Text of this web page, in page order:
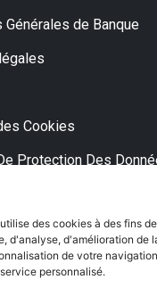
des cookies à des fins
d'analyse, d'amélioration de
de votre
personnalisé.
Générales de Banque
Cookies
Protection Des